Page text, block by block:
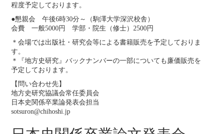
程度予定しております。
●懇親会 午後6時30分～（駒澤大学深沢校舎）
会費 一般5000円 学部・院生（修士）2500円
＊会場では出版社・研究会等による書籍販売を予定しておりま
す。
＊『地方史研究』バックナンバーの一部についても廉価販売を
予定しております。
【問い合わせ先】
地方史研究協議会常任委員会
日本史関係卒業論発表会担当
sotsuron@chihoshi.jp